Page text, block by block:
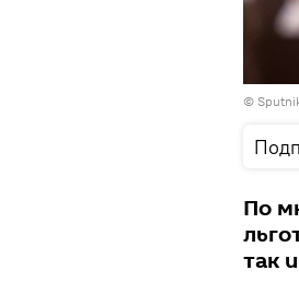
©
По
так